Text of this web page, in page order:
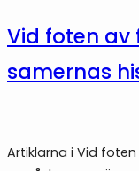
Vid foten av
samernas
Artiklarna i Vid